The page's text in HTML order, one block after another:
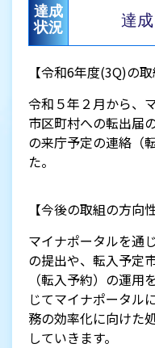
達成
状況
達成
【令和6年度(3Q)の取
令和５年２月から、
市区町村への転出届
の来庁予定の連絡（
た。
【今後の取組の方向性
マイナポータルを通
の提出や、転入予定
（転入予約）の運
じてマイナポータル
務の効率化に向けた
していきます。